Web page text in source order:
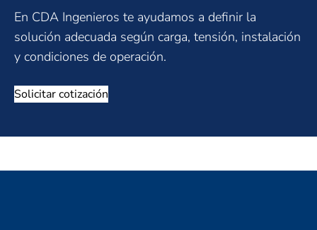
En CDA Ingenieros te ayudamos a definir la
solución adecuada según carga, tensión, instalación
y condiciones de operación.
Solicitar cotización